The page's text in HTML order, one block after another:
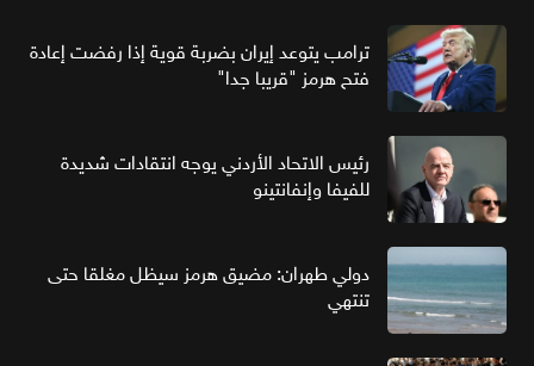
ترامب يتوعد إيران بضربة قوية إذا رفضت إعادة
فتح هرمز "قريبا جدا"
رئيس الاتحاد الأردني يوجه انتقادات شديدة
للفيفا وإنفانتينو
دولي طهران: مضيق هرمز سيظل مغلقا حتى
تنتهي